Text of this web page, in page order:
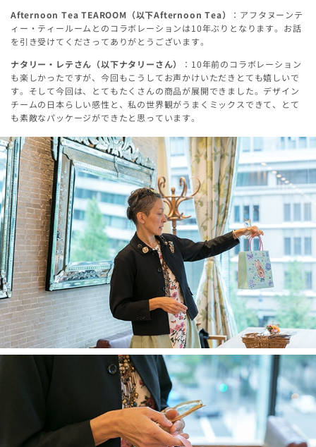
Afternoon Tea TEAROOM（以下Afternoon Tea）
：アフタヌーンテ
ィー・ティールームとのコラボレーションは10年ぶりとなります。お話
を引き受けてくださってありがとうございます。
ナタリー・レテさん（以下ナタリーさん）
：10年前のコラボレーション
も楽しかったですが、今回もこうしてお声かけいただきとても嬉しいで
す。そして今回は、とてもたくさんの商品が展開できました。デザイン
チームの日本らしい感性と、私の世界観がうまくミックスできて、とて
も素敵なパッケージができたと思っています。